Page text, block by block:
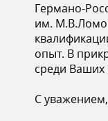
з
д
е
Германо-
им.
опыт. В
среди Ваших
С уважением,